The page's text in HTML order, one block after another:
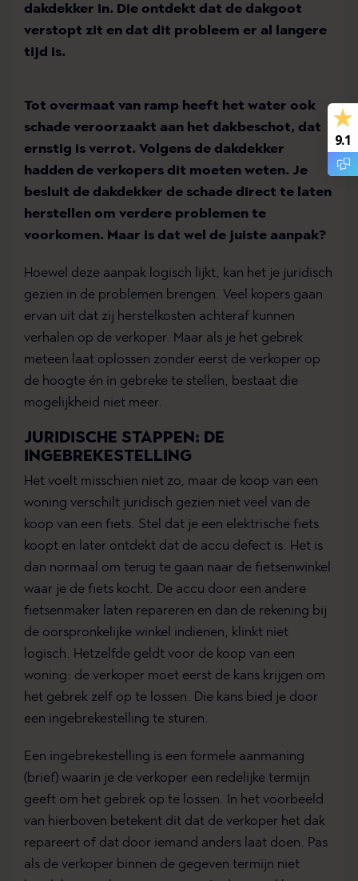
dakdekker in. Die ontdekt dat de dakgoot
verstopt zit en dat dit probleem er al langere
tijd is.
Tot overmaat van ramp heeft het water ook
schade veroorzaakt aan het dakbeschot, dat
ernstig is verrot. Volgens de dakdekker
hadden de verkopers dit moeten weten. Je
besluit de dakdekker de schade direct te laten
herstellen om verdere problemen te
voorkomen. Maar is dat wel de juiste aanpak?
Hoewel deze aanpak logisch lijkt, kan het je juridisch
gezien in de problemen brengen. Veel kopers gaan
ervan uit dat zij herstelkosten achteraf kunnen
verhalen op de verkoper. Maar als je het gebrek
meteen laat oplossen zonder eerst de verkoper op
de hoogte én in gebreke te stellen, bestaat die
mogelijkheid niet meer.
JURIDISCHE STAPPEN: DE
INGEBREKESTELLING
Het voelt misschien niet zo, maar de koop van een
woning verschilt juridisch gezien niet veel van de
koop van een fiets. Stel dat je een elektrische fiets
koopt en later ontdekt dat de accu defect is. Het is
dan normaal om terug te gaan naar de fietsenwinkel
waar je de fiets kocht. De accu door een andere
fietsenmaker laten repareren en dan de rekening bij
de oorspronkelijke winkel indienen, klinkt niet
logisch. Hetzelfde geldt voor de koop van een
woning: de verkoper moet eerst de kans krijgen om
het gebrek zelf op te lossen. Die kans bied je door
een ingebrekestelling te sturen.
Een ingebrekestelling is een formele aanmaning
(brief) waarin je de verkoper een redelijke termijn
geeft om het gebrek op te lossen. In het voorbeeld
van hierboven betekent dit dat de verkoper het dak
repareert of dat door iemand anders laat doen. Pas
als de verkoper binnen de gegeven termijn niet
9.1